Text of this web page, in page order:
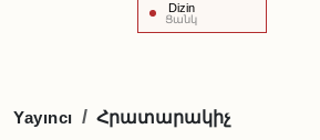
Dizin
Ցանկ
Yayıncı / Հրատարակիչ